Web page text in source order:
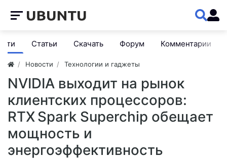
Статьи Скачать Форум Комментарии
Новости Технологии и гаджеты
NVIDIA выходит на рынок
клиентских процессоров:
RTX Spark Superchip обещает
мощность и
энергоэффективность